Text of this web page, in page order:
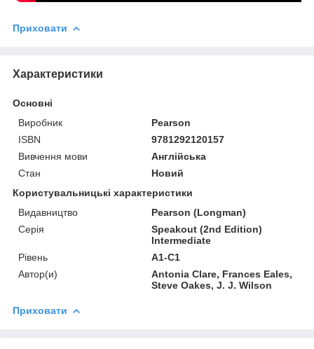
Приховати
Характеристики
Основні
Виробник
Pearson
ISBN
9781292120157
Вивчення мови
Англійська
Стан
Новий
Користувальницькі характеристики
Видавництво
Pearson (Longman)
Серія
Speakout (2nd Edition)
Intermediate
Рівень
A1-C1
Автор(и)
Antonia Clare, Frances Eales,
Steve Oakes, J. J. Wilson
Приховати